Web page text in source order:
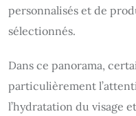
personnalisés et de
sélectionnés.
Dans ce panorama,
particulièrement
l’hydratation du visage